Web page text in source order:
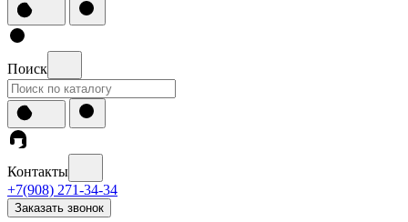
Поиск
Контакты
+7(908) 271-34-34
Заказать звонок